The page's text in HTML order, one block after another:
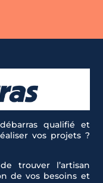
qualifié et
vos projets ?
trouver l’artisan
de vos besoins et